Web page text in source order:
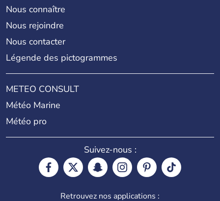
Nous connaître
Nous rejoindre
Nous contacter
Légende des pictogrammes
METEO CONSULT
Météo Marine
Météo pro
Suivez-nous :
Retrouvez nos applications :